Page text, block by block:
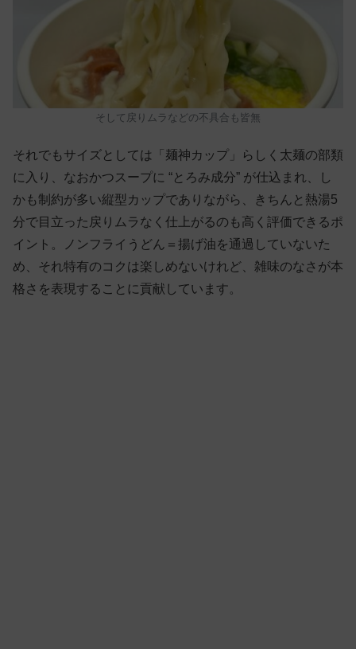
そして戻りムラなどの不具合も皆無
それでもサイズとしては「麺神カップ」らしく太麺の部類
に入り、なおかつスープに “とろみ成分” が仕込まれ、し
かも制約が多い縦型カップでありながら、きちんと熱湯5
分で目立った戻りムラなく仕上がるのも高く評価できるポ
イント。ノンフライうどん＝揚げ油を通過していないた
め、それ特有のコクは楽しめないけれど、雑味のなさが本
格さを表現することに貢献しています。